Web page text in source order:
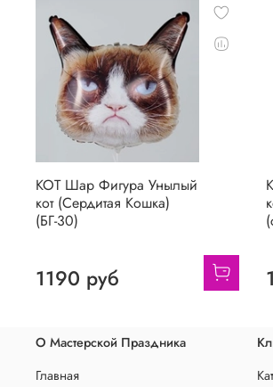
КОТ Шар Фигура Унылый
кот (Сердитая Кошка)
(БГ-30)
1190 руб
О Мастерской Праздника
Главная